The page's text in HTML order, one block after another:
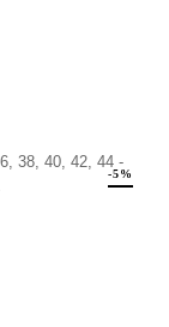
-5%